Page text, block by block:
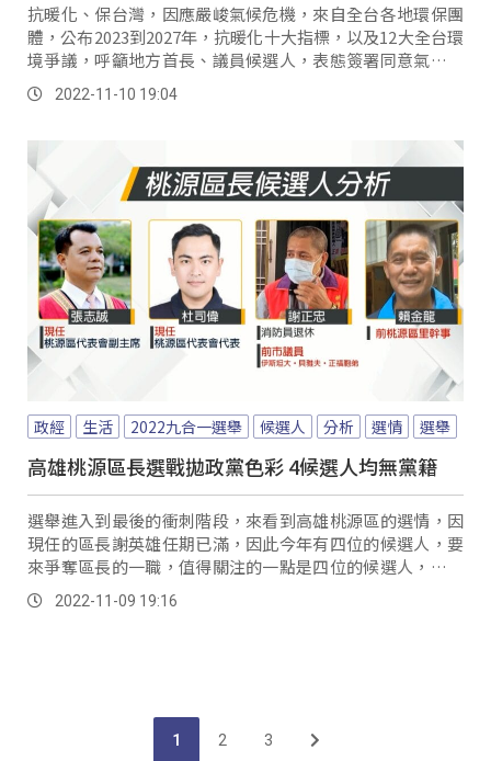
抗暖化、保台灣，因應嚴峻氣候危機，來自全台各地環保團
體，公布2023到2027年，抗暖化十大指標，以及12大全台環
境爭議，呼籲地方首長、議員候選人，表態簽署同意氣候、
空污治理訴求，承諾當選後，能有積極...。
2022-11-10 19:04
政經 生活 2022九合一選舉 候選人 分析 選情 選舉
高雄桃源區長選戰拋政黨色彩 4候選人均無黨籍
選舉進入到最後的衝刺階段，來看到高雄桃源區的選情，因
現任的區長謝英雄任期已滿，因此今年有四位的候選人，要
來爭奪區長的一職，值得關注的一點是四位的候選人，都是
以無黨籍身分參戰。
2022-11-09 19:16
1 2 3